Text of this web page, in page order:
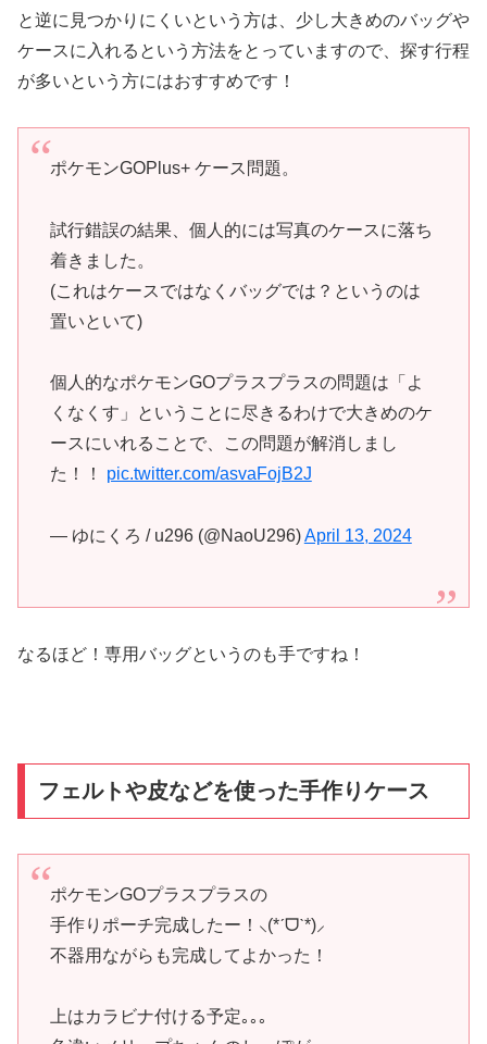
と逆に見つかりにくいという方は、少し大きめのバッグや
ケースに入れるという方法をとっていますので、探す行程
が多いという方にはおすすめです！
ポケモンGOPlus+ ケース問題。
試行錯誤の結果、個人的には写真のケースに落ち
着きました。
(これはケースではなくバッグでは？というのは
置いといて)
個人的なポケモンGOプラスプラスの問題は「よ
くなくす」ということに尽きるわけで大きめのケ
ースにいれることで、この問題が解消しまし
た！！ pic.twitter.com/asvaFojB2J
— ゆにくろ / u296 (@NaoU296)April 13, 2024
なるほど！専用バッグというのも手ですね！
フェルトや皮などを使った手作りケース
ポケモンGOプラスプラスの
手作りポーチ完成したー！⸜(*ˊᗜˋ*)⸝
不器用ながらも完成してよかった！
上はカラビナ付ける予定｡｡｡